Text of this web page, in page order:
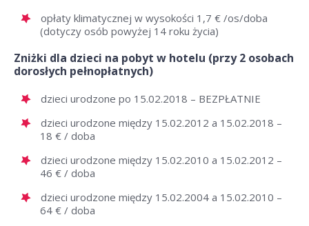
opłaty klimatycznej w wysokości 1,7 € /os/doba
(dotyczy osób powyżej 14 roku życia)
Zniżki dla dzieci na pobyt w hotelu (przy 2 osobach
dorosłych pełnopłatnych)
dzieci urodzone po 15.02.2018 – BEZPŁATNIE
dzieci urodzone między 15.02.2012 a 15.02.2018 –
18 € / doba
dzieci urodzone między 15.02.2010 a 15.02.2012 –
46 € / doba
dzieci urodzone między 15.02.2004 a 15.02.2010 –
64 € / doba